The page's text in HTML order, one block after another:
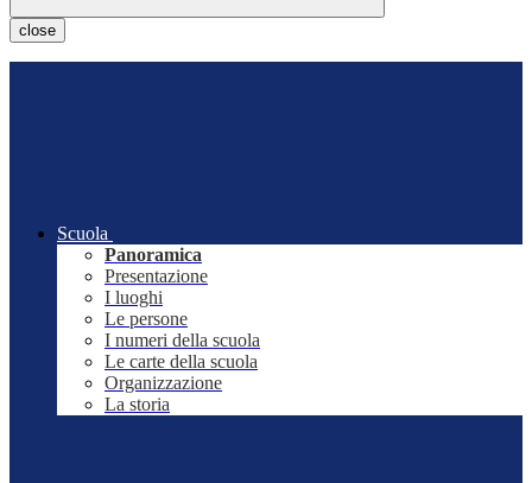
close
Scuola
Panoramica
Presentazione
I luoghi
Le persone
I numeri della scuola
Le carte della scuola
Organizzazione
La storia